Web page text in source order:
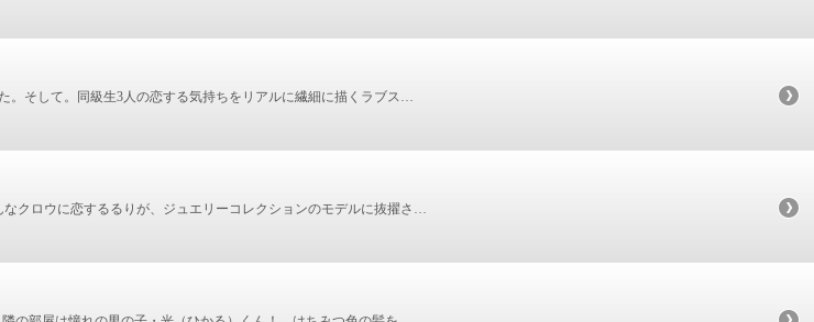
。そして。同級生3人の恋する気持ちをリアルに繊細に描くラブス…
クロウに恋するるりが、ジュエリーコレクションのモデルに抜擢さ…